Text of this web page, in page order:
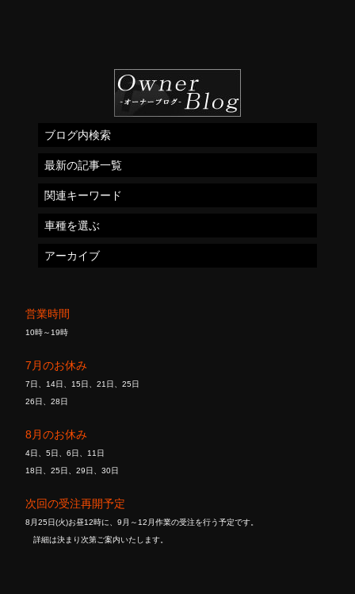
営業時間
10時～19時
7月のお休み
7日、14日、15日、21日、25日
26日、28日
8月のお休み
4日、5日、6日、11日
18日、25日、29日、30日
次回の受注再開予定
8月25日(火)お昼12時に、9月～12月作業の受注を行う予定です。
詳細は決まり次第ご案内いたします。
ブログ内検索
最新の記事一覧
関連キーワード
車種を選ぶ
アーカイブ